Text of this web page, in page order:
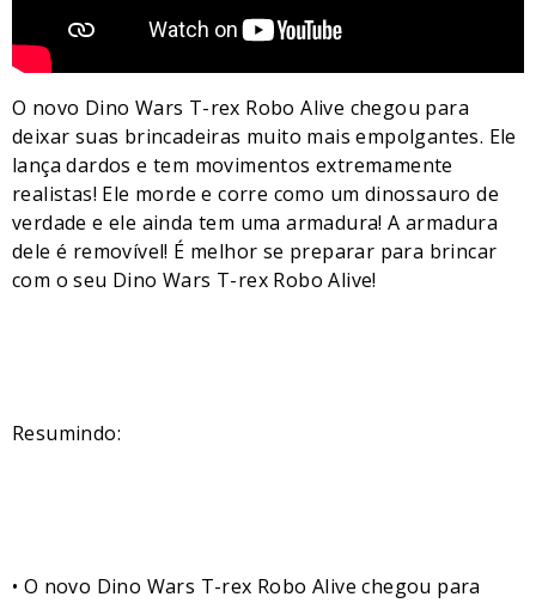
O novo Dino Wars T-rex Robo Alive chegou para
deixar suas brincadeiras muito mais empolgantes. Ele
lança dardos e tem movimentos extremamente
realistas! Ele morde e corre como um dinossauro de
verdade e ele ainda tem uma armadura! A armadura
dele é removível! É melhor se preparar para brincar
com o seu Dino Wars T-rex Robo Alive!
Resumindo:
• O novo Dino Wars T-rex Robo Alive chegou para